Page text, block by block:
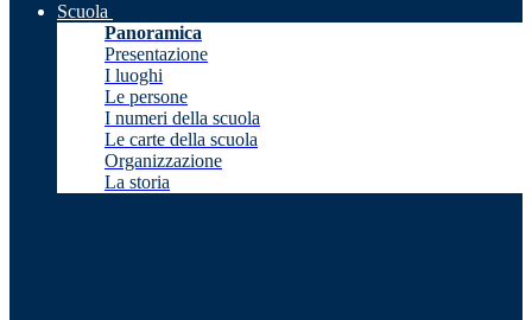
Scuola
Panoramica
Presentazione
I luoghi
Le persone
I numeri della scuola
Le carte della scuola
Organizzazione
La storia